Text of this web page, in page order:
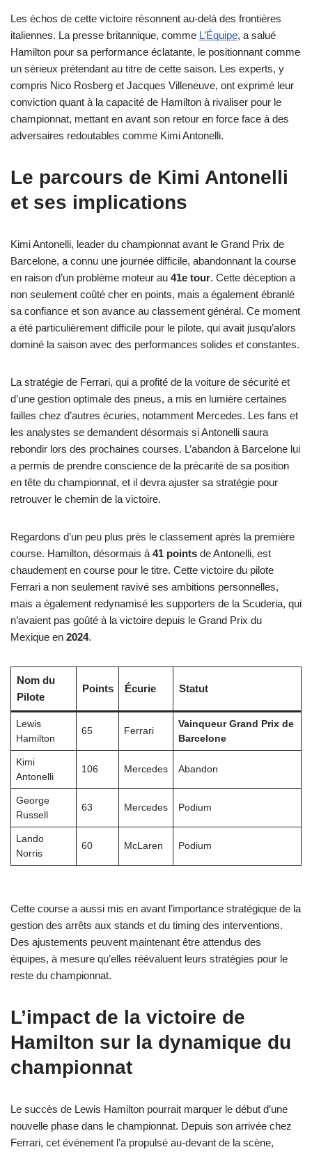
Les échos de cette victoire résonnent au-delà des frontières
italiennes. La presse britannique, comme L’Équipe, a salué
Hamilton pour sa performance éclatante, le positionnant comme
un sérieux prétendant au titre de cette saison. Les experts, y
compris Nico Rosberg et Jacques Villeneuve, ont exprimé leur
conviction quant à la capacité de Hamilton à rivaliser pour le
championnat, mettant en avant son retour en force face à des
adversaires redoutables comme Kimi Antonelli.
Le parcours de Kimi Antonelli
et ses implications
Kimi Antonelli, leader du championnat avant le Grand Prix de
Barcelone, a connu une journée difficile, abandonnant la course
en raison d’un problème moteur au 41e tour. Cette déception a
non seulement coûté cher en points, mais a également ébranlé
sa confiance et son avance au classement général. Ce moment
a été particulièrement difficile pour le pilote, qui avait jusqu’alors
dominé la saison avec des performances solides et constantes.
La stratégie de Ferrari, qui a profité de la voiture de sécurité et
d’une gestion optimale des pneus, a mis en lumière certaines
failles chez d’autres écuries, notamment Mercedes. Les fans et
les analystes se demandent désormais si Antonelli saura
rebondir lors des prochaines courses. L’abandon à Barcelone lui
a permis de prendre conscience de la précarité de sa position
en tête du championnat, et il devra ajuster sa stratégie pour
retrouver le chemin de la victoire.
Regardons d’un peu plus près le classement après la première
course. Hamilton, désormais à 41 points de Antonelli, est
chaudement en course pour le titre. Cette victoire du pilote
Ferrari a non seulement ravivé ses ambitions personnelles,
mais a également redynamisé les supporters de la Scuderia, qui
n’avaient pas goûté à la victoire depuis le Grand Prix du
Mexique en 2024.
Nom du
Pilote
Points Écurie Statut
Lewis
Hamilton
65 Ferrari
Vainqueur Grand Prix de
Barcelone
Kimi
Antonelli
106 Mercedes Abandon
George
Russell
63 Mercedes Podium
Lando
Norris
60 McLaren Podium
Cette course a aussi mis en avant l’importance stratégique de la
gestion des arrêts aux stands et du timing des interventions.
Des ajustements peuvent maintenant être attendus des
équipes, à mesure qu’elles réévaluent leurs stratégies pour le
reste du championnat.
L’impact de la victoire de
Hamilton sur la dynamique du
championnat
Le succès de Lewis Hamilton pourrait marquer le début d’une
nouvelle phase dans le championnat. Depuis son arrivée chez
Ferrari, cet événement l’a propulsé au-devant de la scène,